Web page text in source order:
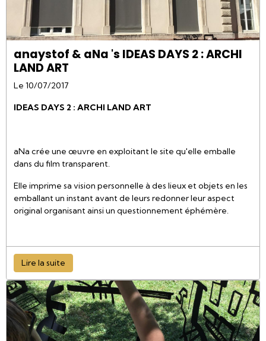
anaystof & aNa 's IDEAS DAYS 2 : ARCHI
LAND ART
Le 10/07/2017
IDEAS DAYS 2 : ARCHI LAND ART
aNa crée une œuvre en exploitant le site qu'elle emballe
dans du film transparent.
Elle imprime sa vision personnelle à des lieux et objets en les
emballant un instant avant de leurs redonner leur aspect
original organisant ainsi un questionnement éphémère.
Lire la suite